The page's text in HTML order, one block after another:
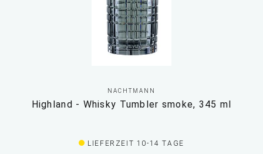
NACHTMANN
Highland - Whisky Tumbler smoke, 345 ml
LIEFERZEIT 10-14 TAGE